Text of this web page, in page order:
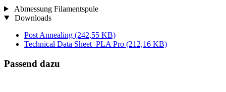
Abmessung Filamentspule
Downloads
Post Annealing (242,55 KB)
Technical Data Sheet_PLA Pro (212,16 KB)
Passend dazu